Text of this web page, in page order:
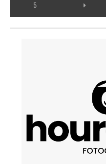
5